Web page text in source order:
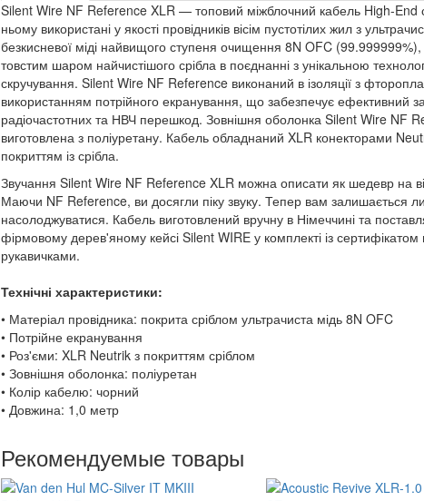
Silent Wire NF Reference XLR — топовий міжблочний кабель High-End
ньому використані у якості провідників вісім пустотілих жил з
безкисневої міді найвищого ступеня очищення 8N OFC (99.999999%),
товстим шаром найчистішого срібла в поєднанні з унікальною
скручування. Silent Wire NF Reference виконаний в ізоляції з
використанням потрійного екранування, що забезпечує ефективний
радіочастотних та НВЧ перешкод. Зовнішня оболонка Silent Wire NF
виготовлена з поліуретану. Кабель обладнаний XLR конекторами
покриттям із срібла.
Звучання Silent Wire NF Reference XLR можна описати як шедевр на
Маючи NF Reference, ви досягли піку звуку. Тепер вам залишається
насолоджуватися. Кабель виготовлений вручну в Німеччині та
фірмовому дерев'яному кейсі Silent WIRE у комплекті із сертифікатом
рукавичками.
Технічні характеристики:
• Матеріал провідника: покрита сріблом ультрачиста мідь 8N OFC
• Потрійне екранування
• Роз'єми: XLR Neutrik з покриттям сріблом
• Зовнішня оболонка: поліуретан
• Колір кабелю: чорний
• Довжина: 1,0 метр
Рекомендуемые товары